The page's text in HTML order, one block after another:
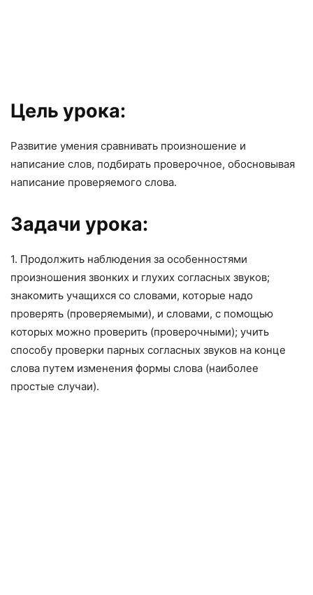
Цель урока:
Развитие умения сравнивать произношение и
написание слов, подбирать проверочное, обосновывая
написание проверяемого слова.
Задачи урока:
1. Продолжить наблюдения за особенностями
произношения звонких и глухих согласных звуков;
знакомить учащихся со словами, которые надо
проверять (проверяемыми), и словами, с помощью
которых можно про­верить (проверочными); учить
способу проверки парных согласных звуков на конце
слова путем изменения формы слова (наиболее
простые случаи).